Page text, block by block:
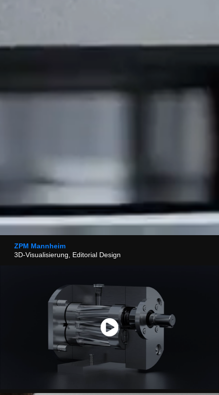
ZPM Mannheim
3D-Visualisierung, Editorial Design​​​​​​​